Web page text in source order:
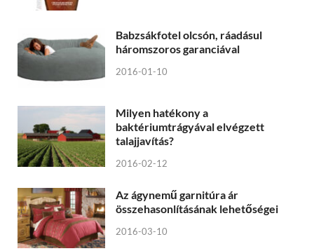
Babzsákfotel olcsón, ráadásul
háromszoros garanciával
2016-01-10
Milyen hatékony a
baktériumtrágyával elvégzett
talajjavítás?
2016-02-12
Az ágynemű garnitúra ár
összehasonlításának lehetőségei
2016-03-10